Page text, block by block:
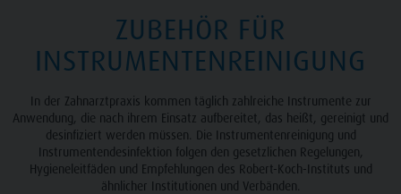
ZUBEHÖR FÜR
INSTRUMENTENREINIGUNG
In der Zahnarztpraxis kommen täglich zahlreiche Instrumente zur
Anwendung, die nach ihrem Einsatz aufbereitet, das heißt, gereinigt und
desinfiziert werden müssen. Die Instrumentenreinigung und
Instrumentendesinfektion folgen den gesetzlichen Regelungen,
Hygieneleitfäden und Empfehlungen des Robert-Koch-Instituts und
ähnlicher Institutionen und Verbänden.